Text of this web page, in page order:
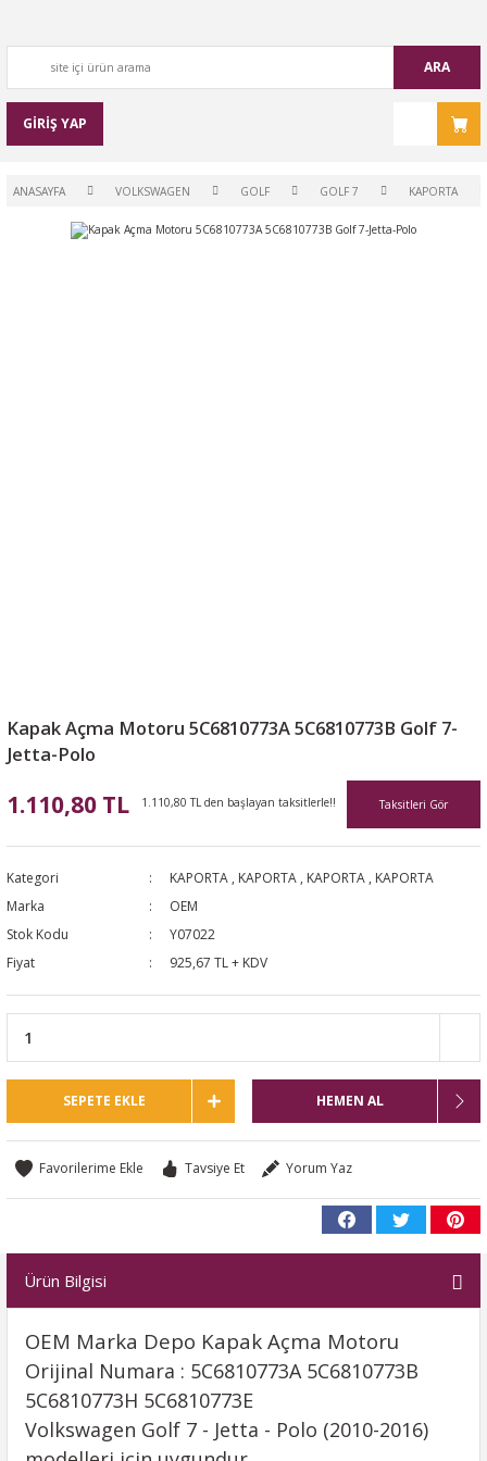
ARA
GİRİŞ YAP
ANASAYFA VOLKSWAGEN GOLF GOLF 7 KAPORTA
Kapak Açma Motoru 5C6810773A 5C6810773B Golf 7-
Jetta-Polo
1.110,80 TL 1.110,80 TL den başlayan taksitlerle!! Taksitleri Gör
Kategori KAPORTA , KAPORTA , KAPORTA , KAPORTA
Marka
OEM
Stok Kodu
Y07022
Fiyat
925,67 TL + KDV
SEPETE EKLE HEMEN AL
Tavsiye Et Yorum Yaz
Ürün Bilgisi
OEM Marka Depo Kapak Açma Motoru
Orijinal Numara : 5C6810773A 5C6810773B
5C6810773H 5C6810773E
Volkswagen Golf 7 - Jetta - Polo (2010-2016)